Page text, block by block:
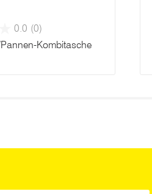
0.0 (0)
Kombitasche